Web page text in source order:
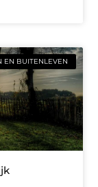
EN BUITENLEVEN